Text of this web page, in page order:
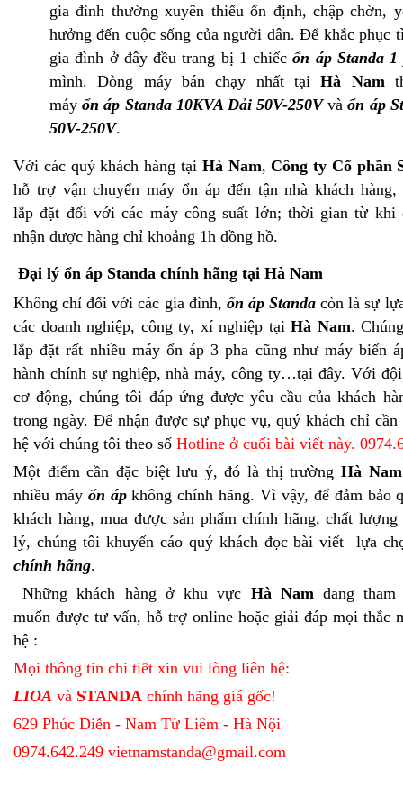
gia đình thường xuyên thiếu ổn định, chập chờn,
hưởng đến cuộc sống của người dân. Để khắc phục
gia đình ở đây đều trang bị 1 chiếcổn áp Standa 1
mình. Dòng máy bán chạy nhất tạiHà Nam
máyổn áp Standa 10KVA Dải 50V-250Vvàổn áp
50V-250V.
Với các quý khách hàng tại Hà Nam,Công ty Cổ phần
hỗ trợ vận chuyển máy ổn áp đến tận nhà khách
lắp đặt đối với các máy công suất lớn; thời gian từ khi
nhận được hàng chỉ khoảng 1h đồng hồ.
Đại lý ổn áp Standa chính hãng tại Hà Nam
Không chỉ đối với các gia đình, ổn áp Standa còn là sự
các doanh nghiệp, công ty, xí nghiệp tại Hà Nam.
lắp đặt rất nhiều máy ổn áp 3 pha cũng như máy biến
hành chính sự nghiệp, nhà máy, công ty…tại đây. Với
cơ động, chúng tôi đáp ứng được yêu cầu của khách
trong ngày. Để nhận được sự phục vụ, quý khách chỉ
hệ với chúng tôi theo số Hotline ở cuối bài viết này.
Một điểm cần đặc biệt lưu ý, đó là thị trường Hà Nam
nhiều máy ổn ápkhông chính hãng. Vì vậy, để đảm bảo
khách hàng, mua được sản phẩm chính hãng, chất
lý, chúng tôi khuyến cáo quý khách đọc bài viết lựa
chính hãng.
Những khách hàng ở khu vực Hà Nam đang
muốn được tư vấn, hỗ trợ online hoặc giải đáp mọi thắc
hệ :
Mọi thông tin chi tiết xin vui lòng liên hệ:
LIOA và STANDA chính hãng giá gốc!
629 Phúc Diễn - Nam Từ Liêm - Hà Nội
0974.642.249 vietnamstanda@gmail.com